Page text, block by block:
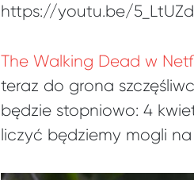
https://youtu.be/
The Walking Dead w
teraz do grona
będzie stopniowo: 4
liczyć będziemy mogli